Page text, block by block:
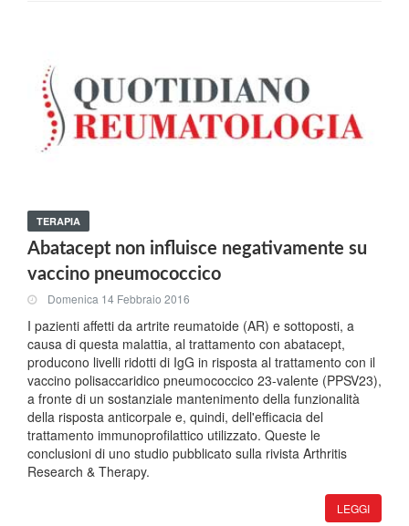
TERAPIA
Abatacept non influisce negativamente su
vaccino pneumococcico
Domenica 14 Febbraio 2016
I pazienti affetti da artrite reumatoide (AR) e sottoposti, a
causa di questa malattia, al trattamento con abatacept,
producono livelli ridotti di IgG in risposta al trattamento con il
vaccino polisaccaridico pneumococcico 23-valente (PPSV23),
a fronte di un sostanziale mantenimento della funzionalità
della risposta anticorpale e, quindi, dell'efficacia del
trattamento immunoprofilattico utilizzato. Queste le
conclusioni di uno studio pubblicato sulla rivista Arthritis
Research & Therapy.
LEGGI